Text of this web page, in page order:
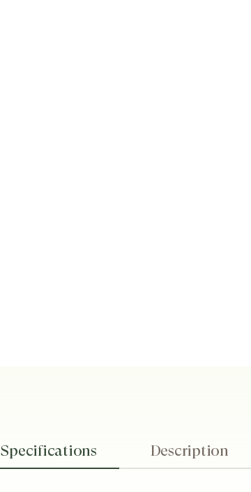
Specifications Description